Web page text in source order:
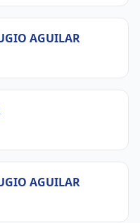
AGUILAR
AGUILAR